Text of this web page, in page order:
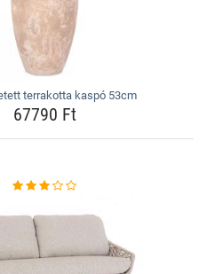
terrakotta kaspó 53cm
67790 Ft